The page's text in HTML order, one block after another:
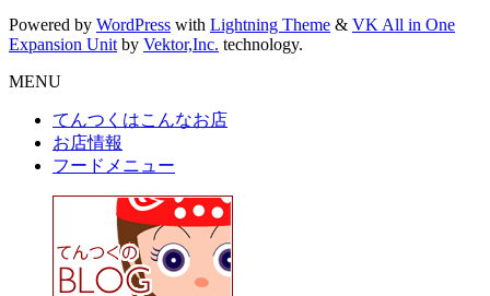
Powered by WordPress with Lightning Theme & VK All in One
Expansion Unit by Vektor,Inc. technology.
MENU
てんつくはこんなお店
お店情報
フードメニュー